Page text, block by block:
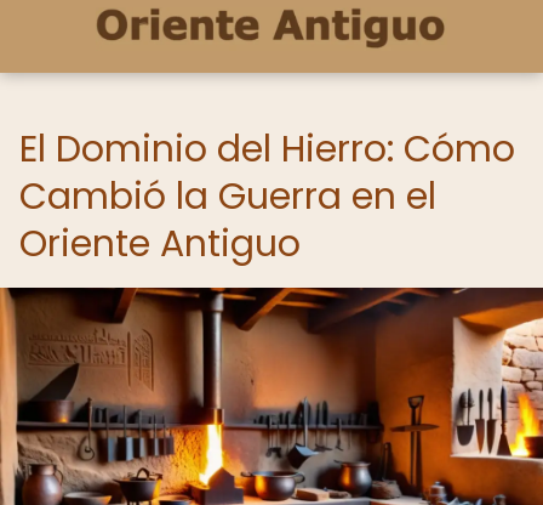
El Dominio del Hierro: Cómo
Cambió la Guerra en el
Oriente Antiguo